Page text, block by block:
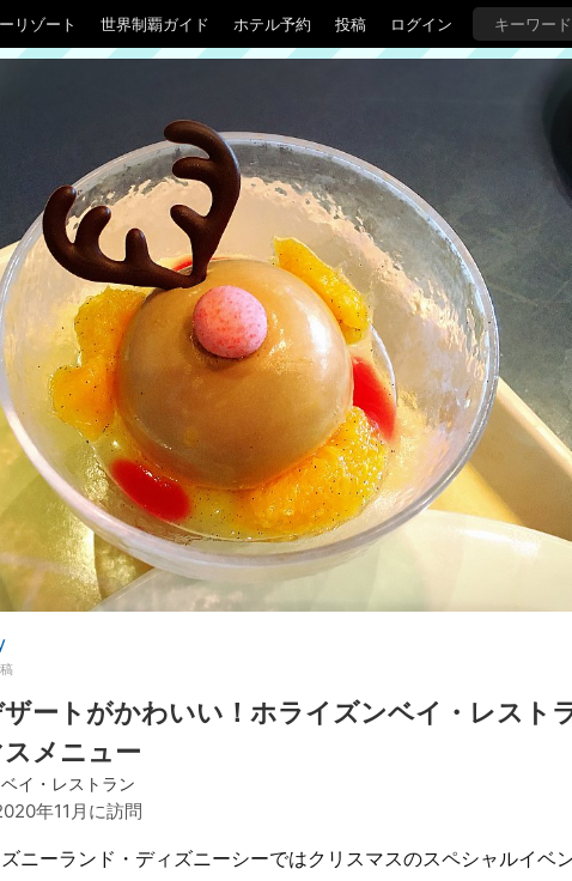
リゾート 世界制覇ガイド ホテル予約 投稿 ログイン
ザートがかわいい！ホライズンベイ・レスト
メニュー
イ・レストラン
年11月に訪問
ニーランド・ディズニーシーではクリスマスのスペシャルイベ